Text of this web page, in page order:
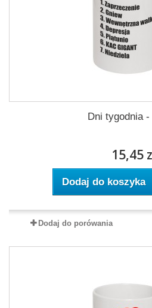
Dni tygodnia -
15,45
Dodaj do koszyka
Dodaj do porówania